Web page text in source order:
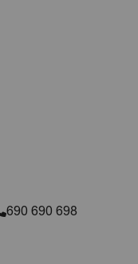
690 690 698